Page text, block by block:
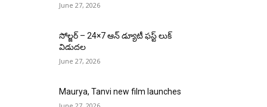
June 27, 2026
సోల్జర్ – 24×7 ఆన్ డ్యూటీ ఫస్ట్ లుక్
విడుదల
June 27, 2026
Maurya, Tanvi new film launches